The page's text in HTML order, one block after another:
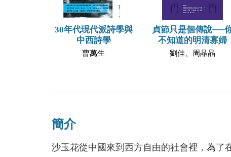
30年代現代派詩學與
中西詩學
曹萬生
貞節只是個傳說──
不知道的明清寡婦
劉佳、周晶晶
簡介
沙玉花從中國來到西方自由的社會裡，為了